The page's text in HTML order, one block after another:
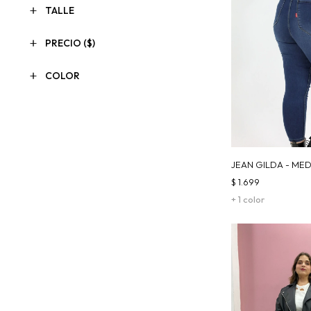
JEAN GILDA -
+ 1 color
$ 1.699
TALLE
PRECIO ($)
COLOR